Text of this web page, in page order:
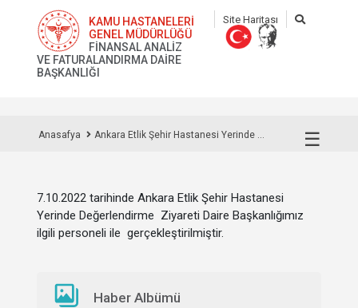
KAMU HASTANELERİ
GENEL MÜDÜRLÜĞÜ
FİNANSAL ANALİZ
VE FATURALANDIRMA DAİRE
BAŞKANLIĞI
Site Haritası
☰
Anasafya Ankara Etlik Şehir Hastanesi Yerinde ...
7.10.2022 tarihinde Ankara Etlik Şehir Hastanesi
Yerinde Değerlendirme Ziyareti Daire Başkanlığımız
ilgili personeli ile gerçekleştirilmiştir.
Haber Albümü